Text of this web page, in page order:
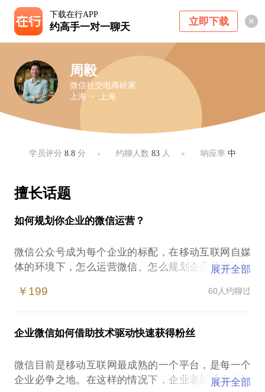
下载在行APP
约高手一对一聊天 立即下载
周毅
微信社交电商砖家
上海 ・ 上海
学员评分8.8 分 约聊人数 83人 响应率 中
擅长话题
如何规划你企业的微信运营？
微信公众号成为每个企业的标配，在移动互联网自媒
体的环境下，怎么运营微信、怎么规划企业的微信运
战略规划部门都十分重视。那么如何规划企业的微信
企业微信公众号的定位是什么？
向？
在去中心的自媒体端该如何做好微信运营？
展开全部
￥199 60人约聊过
企业微信如何借助技术驱动快速获得粉丝
微信目前是移动互联网最成熟的一个平台，是每一个
企业必争之地。在这样的情况下，企业老板或微信运
展开全部